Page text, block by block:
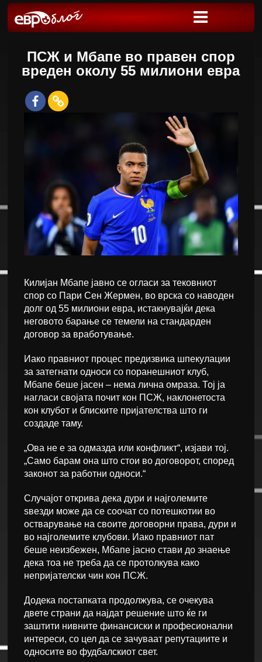
ПСЖ и Мбапе во правен спор
вреден околу 55 милиони евра
Килијан Мбапе јавно се огласи за тековниот
спор со Пари Сен Жермен, во врска со наводен
долг од 55 милиони евра, истакнувајќи дека
неговото барање се темели на стандарден
договор за вработување.
Иако правниот процес предизвика шпекулации
за затегнати односи со поранешниот клуб,
Мбапе беше јасен – нема лична омраза. Тој ја
нагласи својата почит кон ПСЖ, наклонетоста
кон клубот и блиските пријателства што ги
создаде таму.
„Ова не е за одмазда или конфликт“, изјави тој.
„Само барам она што стои во договорот, според
законот за работни односи.“
Случајот открива дека дури и најголемите
ѕвезди може да се соочат со потешкотии во
остварување на своите договорни права, дури и
во најголемите клубови. Иако правниот пат
беше неизбежен, Мбапе јасно стави до знаење
дека тоа не треба да се протолкува како
непријателски чин кон ПСЖ.
Додека постапката продолжува, се очекува
двете страни да најдат решение што ќе ги
заштити нивните финансиски и професионални
интереси, со цел да се зачуваат репутациите и
односите во фудбалскиот свет.